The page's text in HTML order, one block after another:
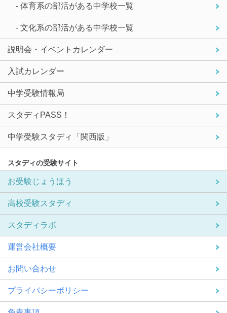
- 体育系の部活がある中学校一覧
- 文化系の部活がある中学校一覧
説明会・イベントカレンダー
入試カレンダー
中学受験情報局
スタディPASS！
中学受験スタディ「関西版」
スタディの受験サイト
お受験じょうほう
高校受験スタディ
スタディラボ
運営会社概要
お問い合わせ
プライバシーポリシー